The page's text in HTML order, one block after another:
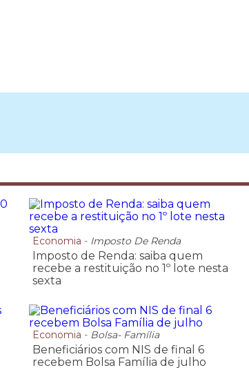
Economia - Imposto De Renda
Imposto de Renda: saiba quem
recebe a restituição no 1º lote nesta
sexta
Economia - Bolsa- Família
Beneficiários com NIS de final 6
recebem Bolsa Família de julho